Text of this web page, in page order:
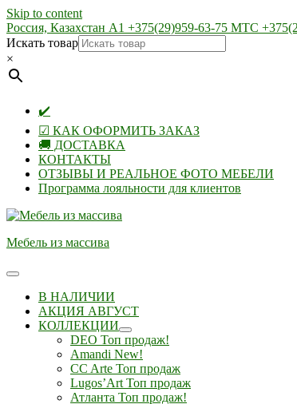
Skip to content
Россия, Казахстан А1 +375(29)959-63-75 МТС
Искать товар
×
✔️
☑ КАК ОФОРМИТЬ ЗАКАЗ
🚚 ДОСТАВКА
КОНТАКТЫ
ОТЗЫВЫ И РЕАЛЬНОЕ ФОТО МЕБЕЛИ
Программа лояльности для клиентов
Мебель из массива
В НАЛИЧИИ
АКЦИЯ АВГУСТ
КОЛЛЕКЦИИ
DEO Топ продаж!
Amandi New!
CC Arte Топ продаж
Lugos’Art Топ продаж
Атланта Топ продаж!